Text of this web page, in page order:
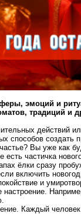
эмоций и
традиций и
действий
создать
Вы уже как
частичка
ёлки сразу
включить
и
Каждый